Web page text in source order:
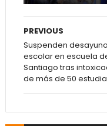
PREVIOUS
Suspenden desayuno
escolar en escuela
Santiago tras
de más de 50